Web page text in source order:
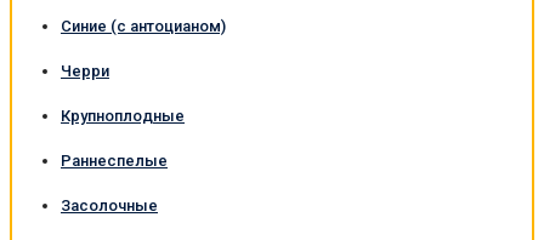
Синие (с антоцианом)
Черри
Крупноплодные
Раннеспелые
Засолочные